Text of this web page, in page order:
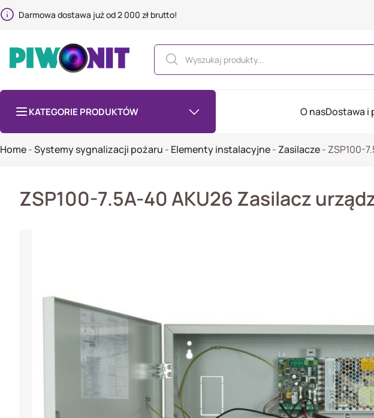
Darmowa dostawa już od 2 000 zł brutto!
KATEGORIE PRODUKTÓW O nasDostawa i
Home-Systemy sygnalizacji pożaru - Elementy instalacyjne- Zasilacze- ZSP100-
ZSP100-7.5A-40 AKU26 Zasilacz